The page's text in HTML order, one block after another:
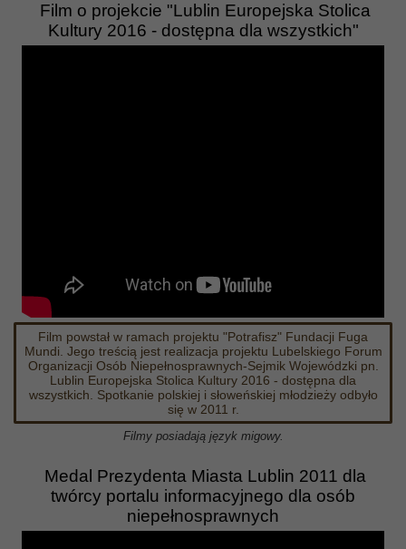
Film o projekcie "Lublin Europejska Stolica
Kultury 2016 - dostępna dla wszystkich"
Film powstał w ramach projektu "Potrafisz" Fundacji Fuga
Mundi. Jego treścią jest realizacja projektu Lubelskiego Forum
Organizacji Osób Niepełnosprawnych-Sejmik Wojewódzki pn.
Lublin Europejska Stolica Kultury 2016 - dostępna dla
wszystkich. Spotkanie polskiej i słoweńskiej młodzieży odbyło
się w 2011 r.
Filmy posiadają język migowy.
Medal Prezydenta Miasta Lublin 2011 dla
twórcy portalu informacyjnego dla osób
niepełnosprawnych